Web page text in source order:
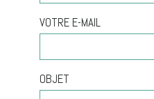
VOTRE E-MAIL
OBJET